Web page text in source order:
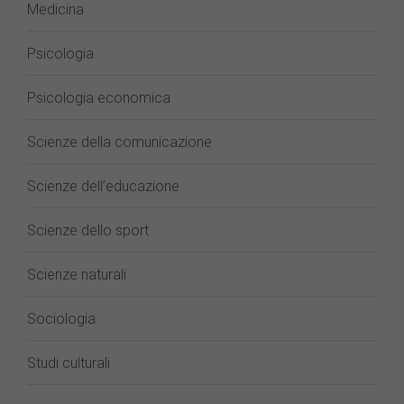
Medicina
Psicologia
Psicologia economica
Scienze della comunicazione
Scienze dell’educazione
Scienze dello sport
Scienze naturali
Sociologia
Studi culturali